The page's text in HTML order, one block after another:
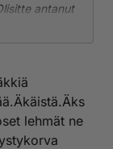
antanut
nyt onkin
uhrannut
lehmät ne